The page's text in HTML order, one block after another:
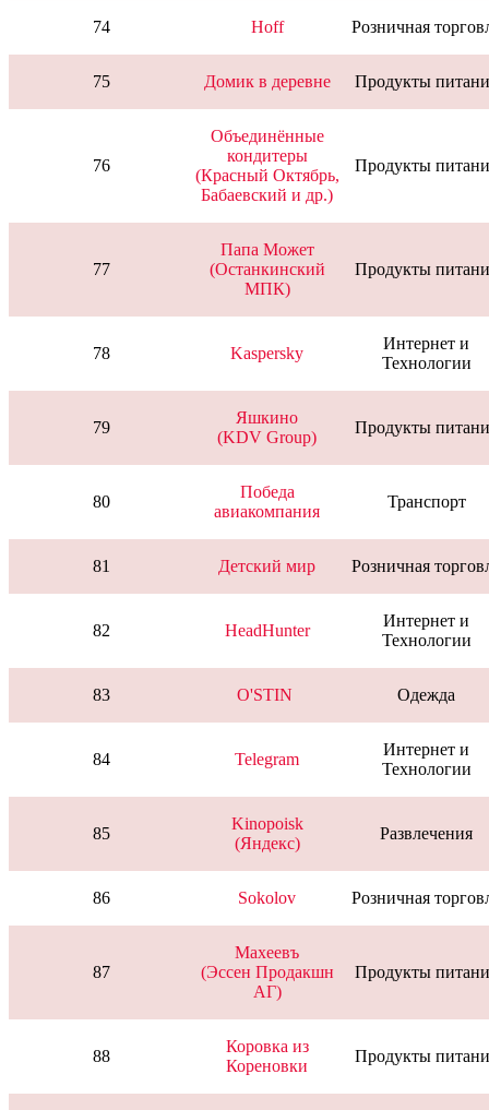
74 Hoff Розничная
75 Домик в деревне Продукты
76
Объединённые
кондитеры
(Красный Октябрь,
Бабаевский и др.)
Продукты
77
Папа Может
(Останкинский
МПК)
Продукты
78 Kaspersky
Интернет и
Технологии
79
Яшкино
(KDV Group)
Продукты
80
Победа
авиакомпания
Транспорт
81 Детский мир Розничная
82 HeadHunter
Интернет и
Технологии
83 O'STIN Одежда
84 Telegram
Интернет и
Технологии
85
Kinopoisk
(Яндекс)
Развлечения
86 Sokolov Розничная
87
Махеевъ
(Эссен Продакшн
АГ)
Продукты
88
Коровка из
Кореновки
Продукты